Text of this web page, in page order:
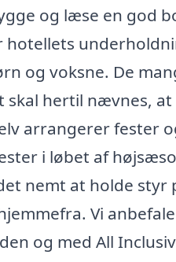
og læse en god
og voksne. De
hertil nævnes,
arrangerer fester
i løbet af
nemt at holde
Vi
og med All